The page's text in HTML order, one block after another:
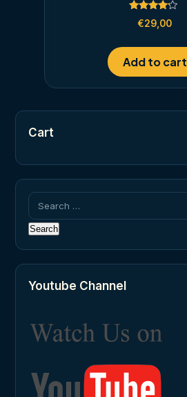
Rated
4.00
€29,00
Add to cart
Cart
Search
for:
Youtube Channel